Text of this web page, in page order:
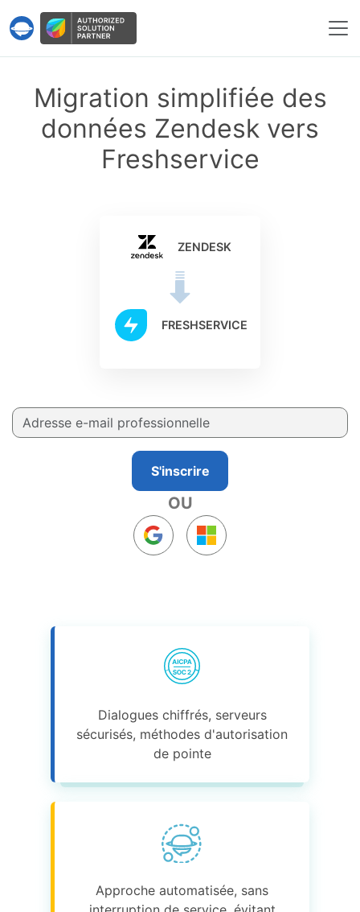
Service Help Desk Migration
Migration simplifiée des
données Zendesk vers
Freshservice
ZENDESK
FRESHSERVICE
S'inscrire
OU
Dialogues chiffrés, serveurs
sécurisés, méthodes d'autorisation
de pointe
Approche automatisée, sans